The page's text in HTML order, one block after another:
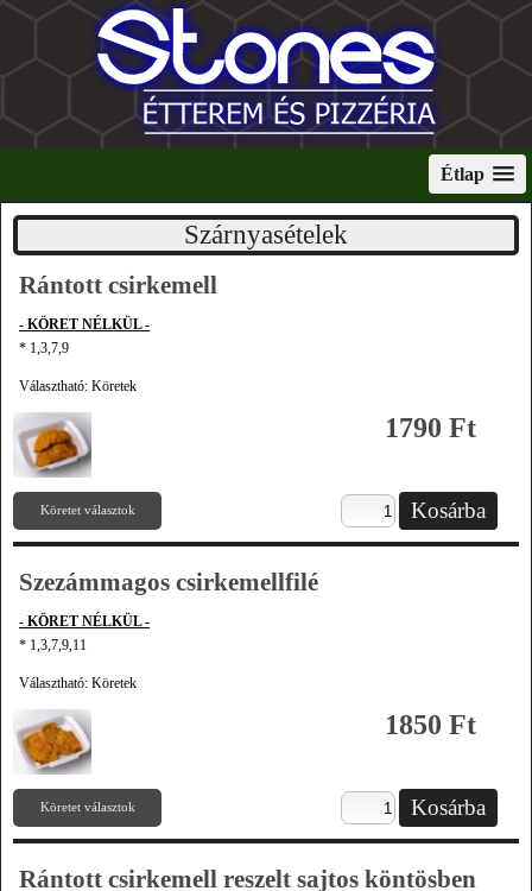
Étlap
Szárnyasételek
Rántott csirkemell
- KÖRET NÉLKÜL -
* 1,3,7,9
Választható: Köretek
Köretet választok
1790 Ft
Szezámmagos csirkemellfilé
- KÖRET NÉLKÜL -
* 1,3,7,9,11
Választható: Köretek
Köretet választok
1850 Ft
Rántott csirkemell reszelt sajtos köntösben